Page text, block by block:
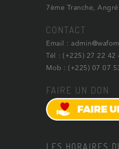
7ème Tranche, Angré
CONTACT
Email :
Tél : (+225) 27 22 42
Mob : (+225) 07 07
FAIRE UN DON
LES HORAIRES